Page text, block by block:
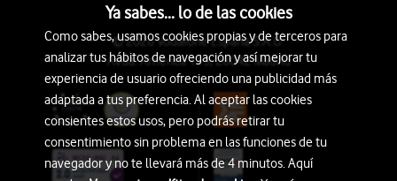
© 2026 Vodafone España S.A.U.
Avda. América 115, 28042 Madrid
Ya sabes... lo de las cookies
Como sabes, usamos cookies propias y de terceros para
analizar tus hábitos de navegación y así mejorar tu
experiencia de usuario ofreciendo una publicidad más
adaptada a tus preferencia. Al aceptar las cookies
consientes estos usos, pero podrás retirar tu
consentimiento sin problema en las funciones de tu
navegador y no te llevará más de 4 minutos. Aquí